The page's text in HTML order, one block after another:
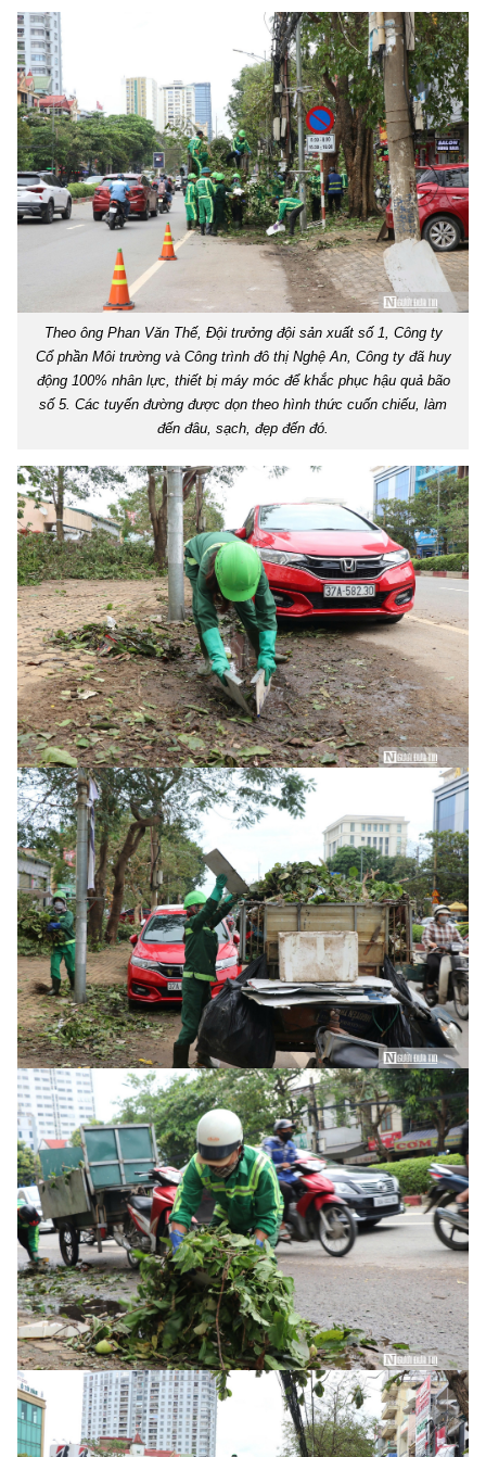
Theo ông Phan Văn Thế, Đội trưởng đội sản xuất số 1, Công ty
Cổ phần Môi trường và Công trình đô thị Nghệ An, Công ty đã huy
động 100% nhân lực, thiết bị máy móc để khắc phục hậu quả bão
số 5. Các tuyến đường được dọn theo hình thức cuốn chiếu, làm
đến đâu, sạch, đẹp đến đó.